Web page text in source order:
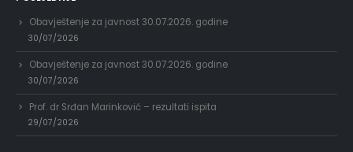
Obavještenje za javnost 30.07.2026. godine
30/07/2026
Obavještenje za javnost 30.07.2026. godine
30/07/2026
Prof. dr Srđan Marinković – rezultati ispita
29/07/2026